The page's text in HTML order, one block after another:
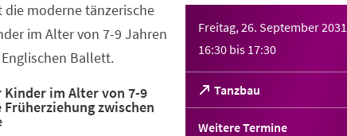
Freitag, 26. September 2031
16:30 bis 17:30
Tanzbau
(Öffnet
in
einem
Weitere Termine
die moderne tänzerische
im Alter von 7-9 Jahren
Ballett.
im Alter von 7-9
zwischen